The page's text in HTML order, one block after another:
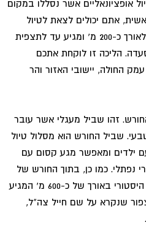
אופציונאליים אשר נסללו במקום
אתם יכולים לצאת לטיול
בשביל מעגלי רחב אשר נמשך לאורך כ-200 מ' ומגיע עד לתצפית
הליכה זו לוקחת אתכם
החולה, יישובי האזור והר
זהו שביל מעגלי אשר עובר
הטבעי. שביל החורש הוא מסלול טיול
ילדים ומאפשר מגע קסום עם
נפתלי. כמו כן, בתוך החורש של
צוק מנרה ממתין לכם גם שביל היסטורי באורך של כ-600 מ' המגיע
שנקרא על שם חייל צה"ל,